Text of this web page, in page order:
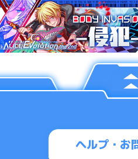
ヘルプ・お